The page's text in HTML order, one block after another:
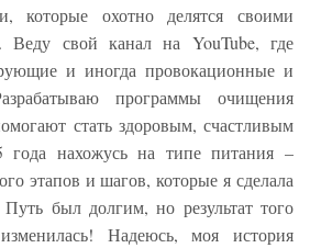
которые охотно делятся своими
свой канал на YouTube, где
и иногда провокационные и
программы очищения
стать здоровым, счастливым
нахожусь на типе питания –
этапов и шагов, которые я сделала
был долгим, но результат того
Надеюсь, моя история